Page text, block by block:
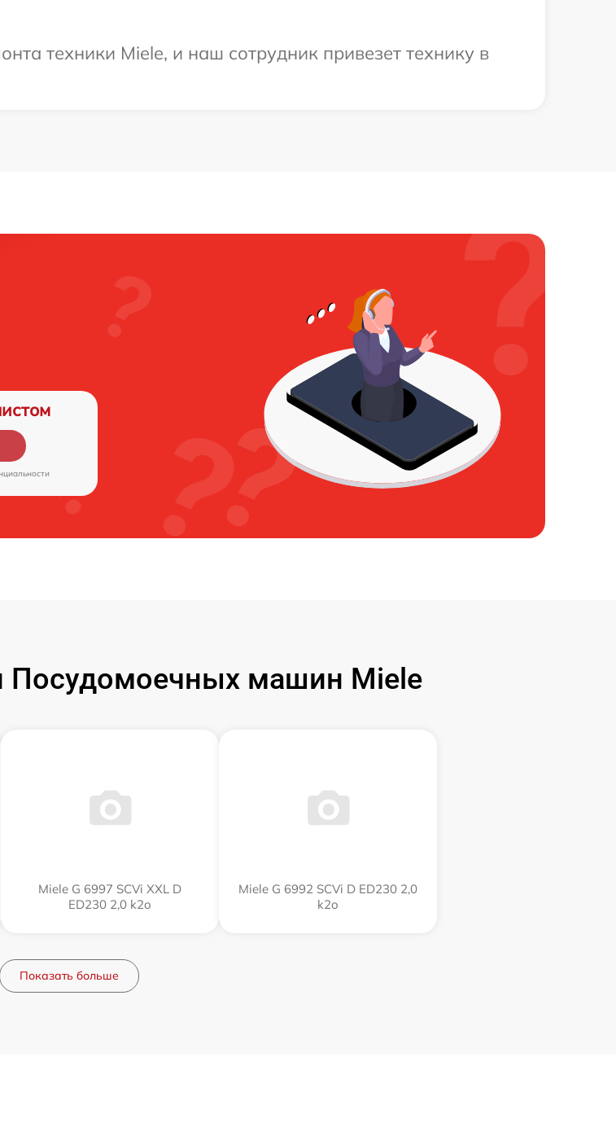
техники Miele, и наш сотрудник привезет технику в
Посудомоечных машин Miele
Miele G 6997 SCVi XXL D
ED230 2,0 k2o
Miele G 6992 SCVi D ED230 2,0
k2o
Показать больше